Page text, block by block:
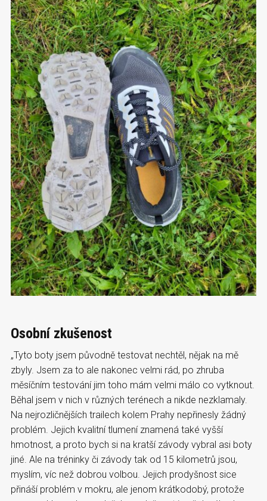
Osobní zkušenost
„Tyto boty jsem původně testovat nechtěl, nějak na mě
zbyly. Jsem za to ale nakonec velmi rád, po zhruba
měsíčním testování jim toho mám velmi málo co vytknout.
Běhal jsem v nich v různých terénech a nikde nezklamaly.
Na nejrozličnějších trailech kolem Prahy nepřinesly žádný
problém. Jejich kvalitní tlumení znamená také vyšší
hmotnost, a proto bych si na kratší závody vybral asi boty
jiné. Ale na tréninky či závody tak od 15 kilometrů jsou,
myslím, víc než dobrou volbou. Jejich prodyšnost sice
přináší problém v mokru, ale jenom krátkodobý, protože